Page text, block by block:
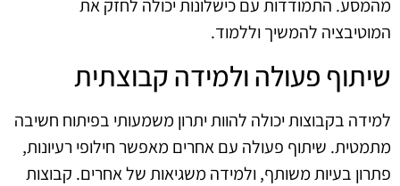
מהמסע. התמודדות עם כישלונות יכולה לחזק את
המוטיבציה להמשיך וללמוד.
שיתוף פעולה ולמידה קבוצתית
למידה בקבוצות יכולה להוות יתרון משמעותי בפיתוח חשיבה
מתמטית. שיתוף פעולה עם אחרים מאפשר חילופי רעיונות,
פתרון בעיות משותף, ולמידה משגיאות של אחרים. קבוצות